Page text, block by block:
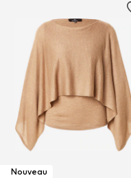
Nouveau